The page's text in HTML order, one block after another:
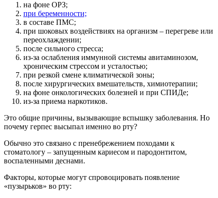
на фоне ОРЗ;
при беременности;
в составе ПМС;
при шоковых воздействиях на организм – перегреве или
переохлаждении;
после сильного стресса;
из-за ослабления иммунной системы авитаминозом,
хроническим стрессом и усталостью;
при резкой смене климатической зоны;
после хирургических вмешательств, химиотерапии;
на фоне онкологических болезней и при СПИДе;
из-за приема наркотиков.
Это общие причины, вызывающие вспышку заболевания. Но
почему герпес высыпал именно во рту?
Обычно это связано с пренебрежением походами к
стоматологу – запущенным кариесом и пародонтитом,
воспаленными деснами.
Факторы, которые могут спровоцировать появление
«пузырьков» во рту: